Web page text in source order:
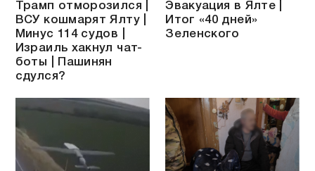
Трамп отморозился |
ВСУ кошмарят Ялту |
Минус 114 судов |
Израиль хакнул чат-
боты | Пашинян
сдулся?
Эвакуация в Ялте |
Итог «40 дней»
Зеленского